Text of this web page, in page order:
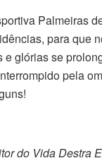
Palmeiras
para que
e glórias se
pela
do Vida Destra